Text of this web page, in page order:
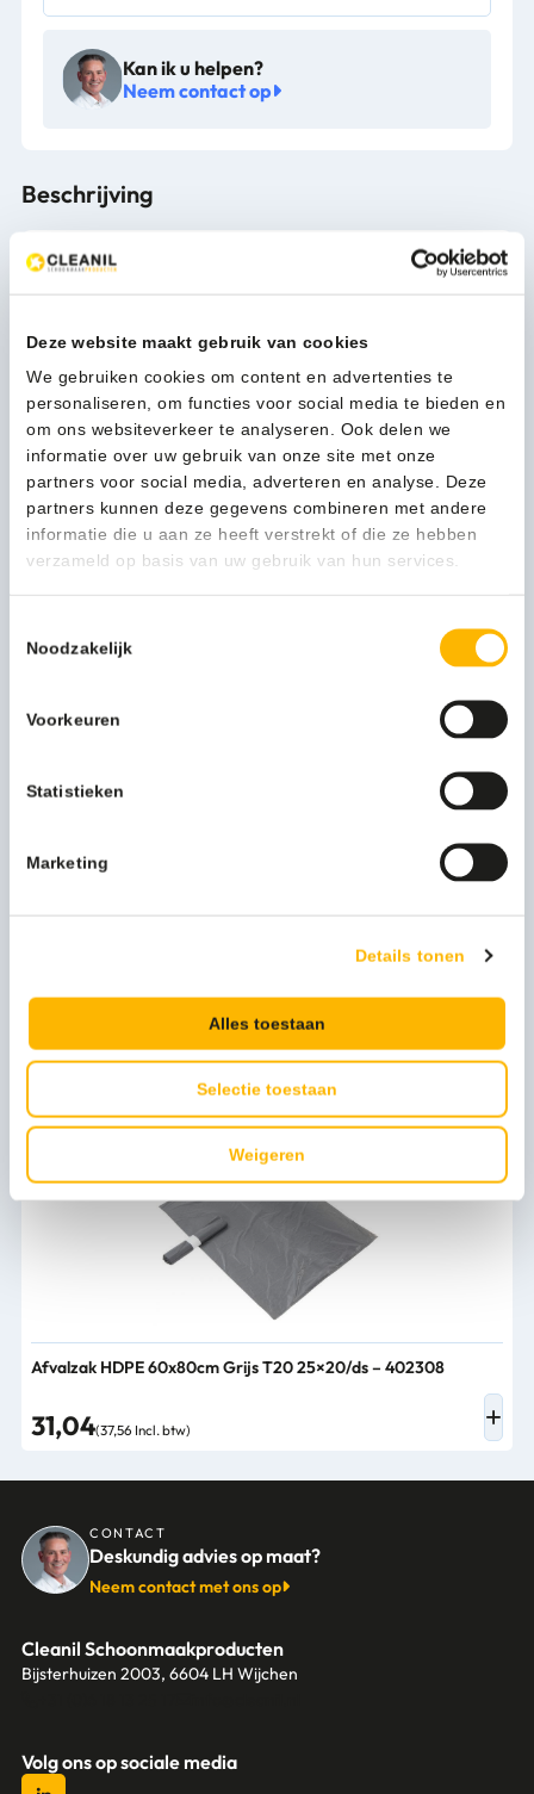
Deze website maakt gebruik van cookies
We gebruiken cookies om content en advertenties te
personaliseren, om functies voor social media te bieden en
om ons websiteverkeer te analyseren. Ook delen we
informatie over uw gebruik van onze site met onze
partners voor social media, adverteren en analyse. Deze
partners kunnen deze gegevens combineren met andere
informatie die u aan ze heeft verstrekt of die ze hebben
verzameld op basis van uw gebruik van hun services.
Noodzakelijk
Voorkeuren
Statistieken
Marketing
Details tonen
Alles toestaan
Selectie toestaan
Weigeren
015583
aantal
Kan ik u helpen?
Neem contact op
Beschrijving
Meer productinformatie
Afvalzak medium 0838810017570
Artikel inhoud ltr 40
Model VB 015583
Kleur mat RVS
Merknaam
Artikel hoogte mm
Artikel breedte mm 290
Persoonlijk advies nodig?
Bijpassende producten
Afvalzak HDPE 60x80cm Grijs T20 25×20/ds – 402308
31,04(37,56 Incl. btw)
CONTACT
Deskundig advies op maat?
Neem contact met ons op
Cleanil Schoonmaakproducten
Bijsterhuizen 2003, 6604 LH Wijchen
Volg ons op sociale media